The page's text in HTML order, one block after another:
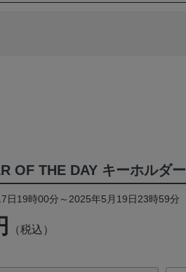
OF THE DAY キーホルダー
日19時00分～2025年5月19日23時59分
（税込）